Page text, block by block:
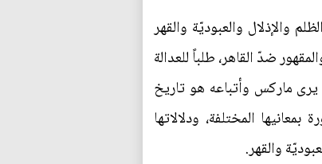
والإذلال والعبوديّة والقهر
ضدّ القاهر، طلباً للعدالة
يرى ماركس وأتباعه هو تاريخ
المختلفة، ودلالاتها
والقهر.